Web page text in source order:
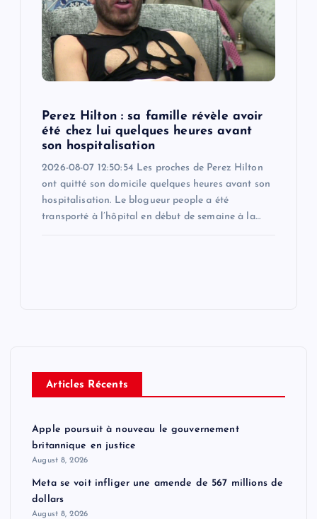
Perez Hilton : sa famille révèle avoir
été chez lui quelques heures avant
son hospitalisation
2026-08-07 12:50:54 Les proches de Perez Hilton
ont quitté son domicile quelques heures avant son
hospitalisation. Le blogueur people a été
transporté à l’hôpital en début de semaine à la…
Articles Récents
Apple poursuit à nouveau le gouvernement
britannique en justice
August 8, 2026
Meta se voit infliger une amende de 567 millions de
dollars
August 8, 2026